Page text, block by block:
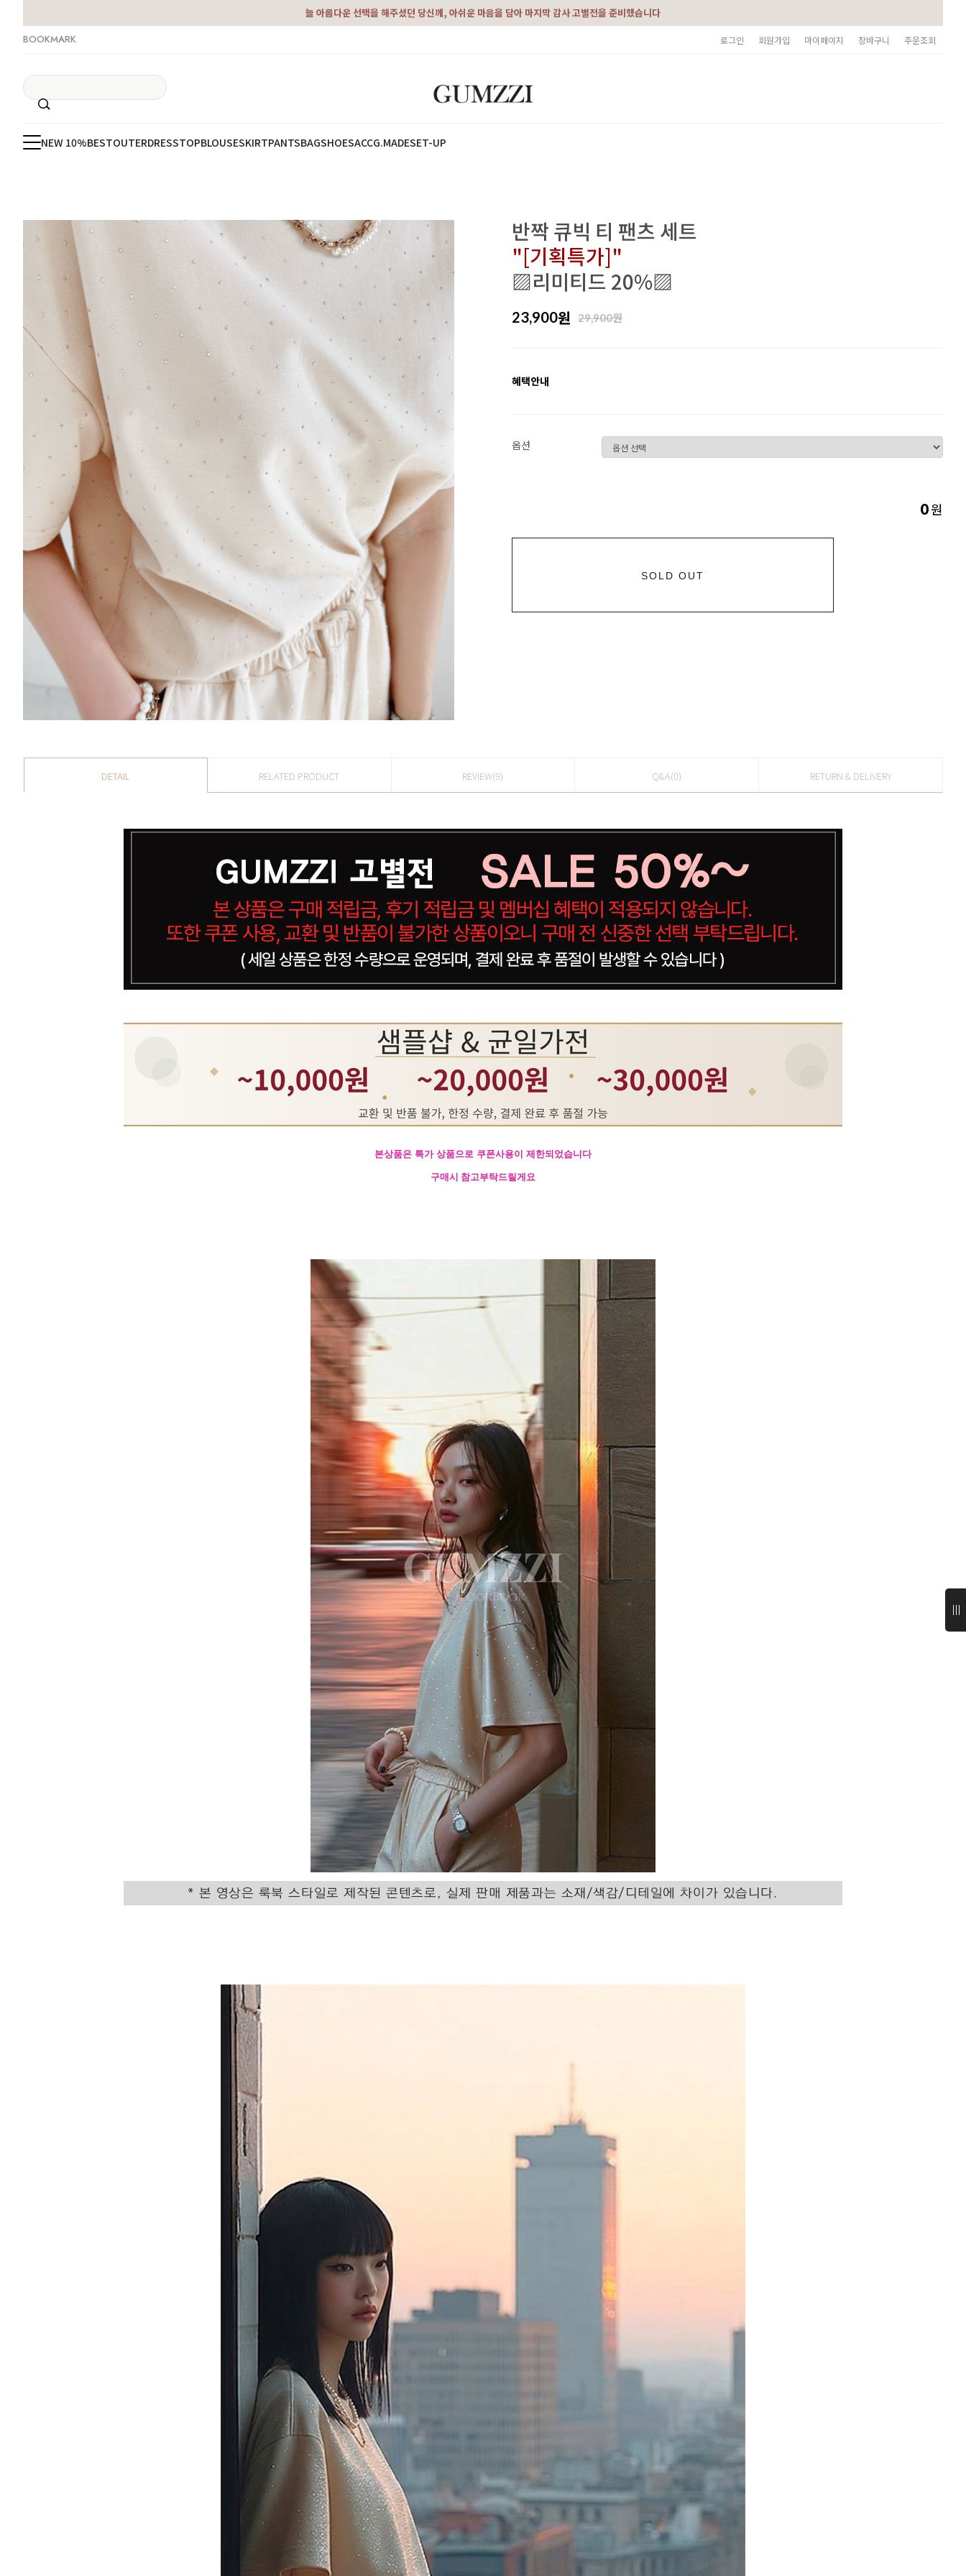
늘 아름다운 선택을 해주셨던 당신께, 아쉬운 마음을 담아 마지막 감사 고별전을 준비했습니다
BOOKMARK
로그인 회원가입 마이페이지 장바구니 주문조회
NEW 10%BESTOUTERDRESSTOPBLOUSESKIRTPANTSBAGSHOESACCG.MADESET-UP
반짝 큐빅 티 팬츠 세트
"[기획특가]"
▨리미티드 20%▨
23,900원 29,900원
혜택안내
옵션
0원
SOLD OUT
DETAIL RELATED PRODUCT REVIEW(9) Q&A(0) RETURN & DELIVERY
본상품은 특가 상품으로 쿠폰사용이 제한되었습니다
구매시 참고부탁드릴게요